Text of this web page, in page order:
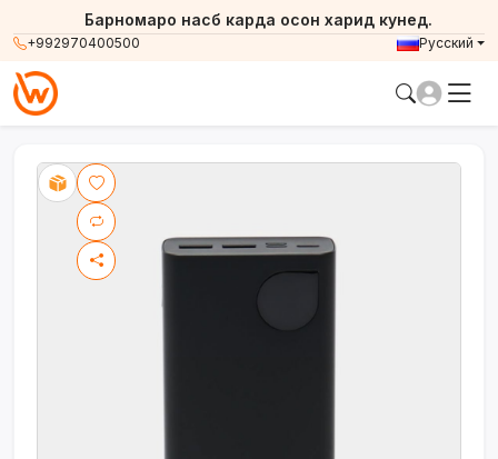
+992970400500
Барномаро насб карда осон харид кунед.
Русский